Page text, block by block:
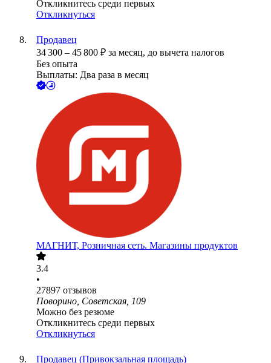
Откликнитесь среди первых
Откликнуться
Продавец
34 300 – 45 800 ₽ за месяц, до вычета налогов
Без опыта
Выплаты: Два раза в месяц
МАГНИТ, Розничная сеть. Магазины продуктов
3.4
•
27897 отзывов
Поворино, Советская, 109
Можно без резюме
Откликнитесь среди первых
Откликнуться
Продавец (Привокзальная площадь)